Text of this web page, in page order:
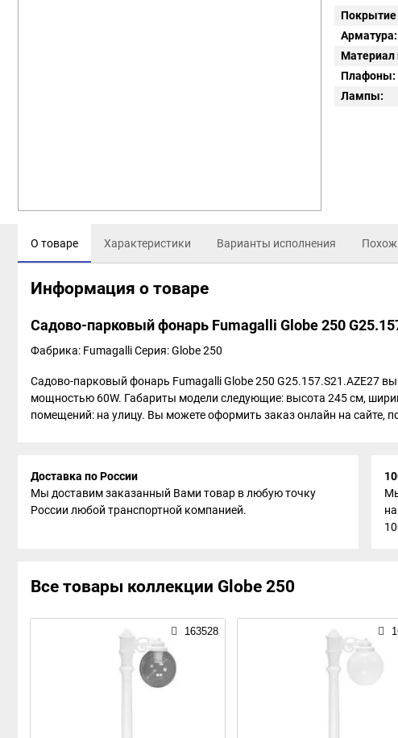
Арматура:
Материал
Плафоны:
Лампы:
О товаре Характеристики Варианты исполнения
Информация о товаре
Садово-парковый фонарь Fumagalli Globe 250
Фабрика: FumagalliСерия: Globe 250
Садово-парковый фонарь Fumagalli Globe 250 G25.157.S21.AZE27
мощностью 60W. Габариты модели следующие: высота 245 см,
помещений: на улицу. Вы можете оформить заказ онлайн на сайте,
Доставка по России
Мы доставим заказанный Вами товар в любую точку
России любой транспортной компанией.
Все товары коллекции Globe 250
163528